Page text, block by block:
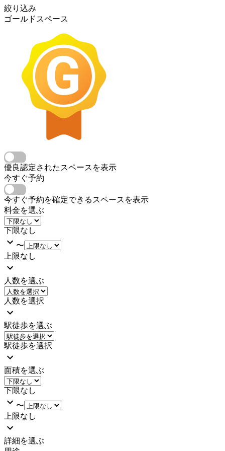
絞り込み
ゴールドスペース
優良認定されたスペースを表示
今すぐ予約
今すぐ予約を確定できるスペースを表示
料金を選ぶ
下限なし
〜
上限なし
人数を選ぶ
人数を選択
駅徒歩を選ぶ
駅徒歩を選択
面積を選ぶ
下限なし
〜
上限なし
詳細を選ぶ